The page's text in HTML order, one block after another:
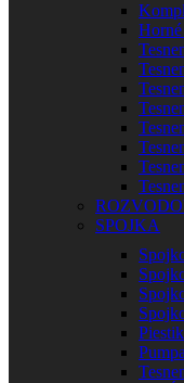
Horné
SPOJKA